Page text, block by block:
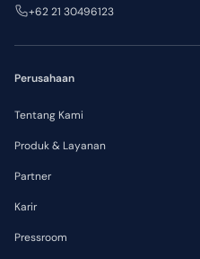
Perusahaan
Tentang Kami
Produk & Layanan
Partner
Karir
Pressroom
+62 21 30496123